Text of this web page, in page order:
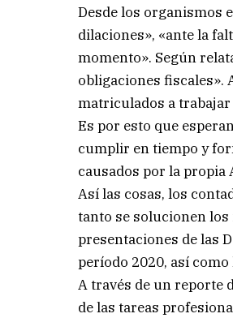
Desde los organismos
dilaciones», «ante la
momento». Según
obligaciones fiscales».
matriculados a
Es por esto que
cumplir en tiempo y
causados por la propia
Así las cosas, los
tanto se solucionen
presentaciones de las
período 2020, así
A través de un reporte
de las tareas